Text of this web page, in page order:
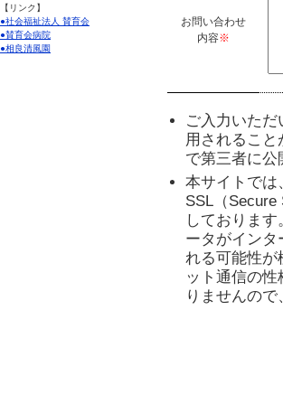
お問い合わせ
内容※
ご入力いた
用されるこ
で第三者に
本サイトでは
SSL（
しておりま
ータがイン
れる可能性が
ット通信の
りませんの
【リンク】
●社会福祉法人 賛育会
●賛育会病院
●相良清風園